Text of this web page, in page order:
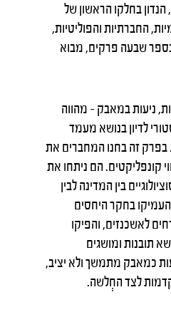
בחלקו הראשון של
החברתיות והפוליטיות,
שבעה פרקים, מבוא
ניעות במאבק – מהווה
לדיון בנושא מעמד
בפרק זה בחנו המחברים את
קונפליקטים. הם ניתחו את
בין המדינה לבין
בחקר היחסים
לאשכנזים, והפיקו
תובנות ומושגים
כמאבק מתמשך ולא יציב,
לצד החְלשה.